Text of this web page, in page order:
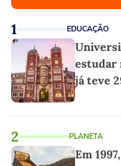
1 EDUCAÇÃO
estudar
já teve
2 PLANETA
Em